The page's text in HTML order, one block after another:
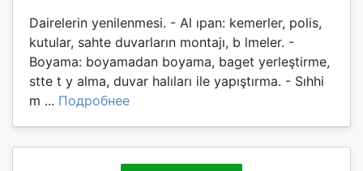
Dairelerin yenilenmesi. - Al ıpan: kemerler, polis,
kutular, sahte duvarların montajı, b lmeler. -
Boyama: boyamadan boyama, baget yerleştirme,
stte t y alma, duvar halıları ile yapıştırma. - Sıhhi
m ... Подробнее